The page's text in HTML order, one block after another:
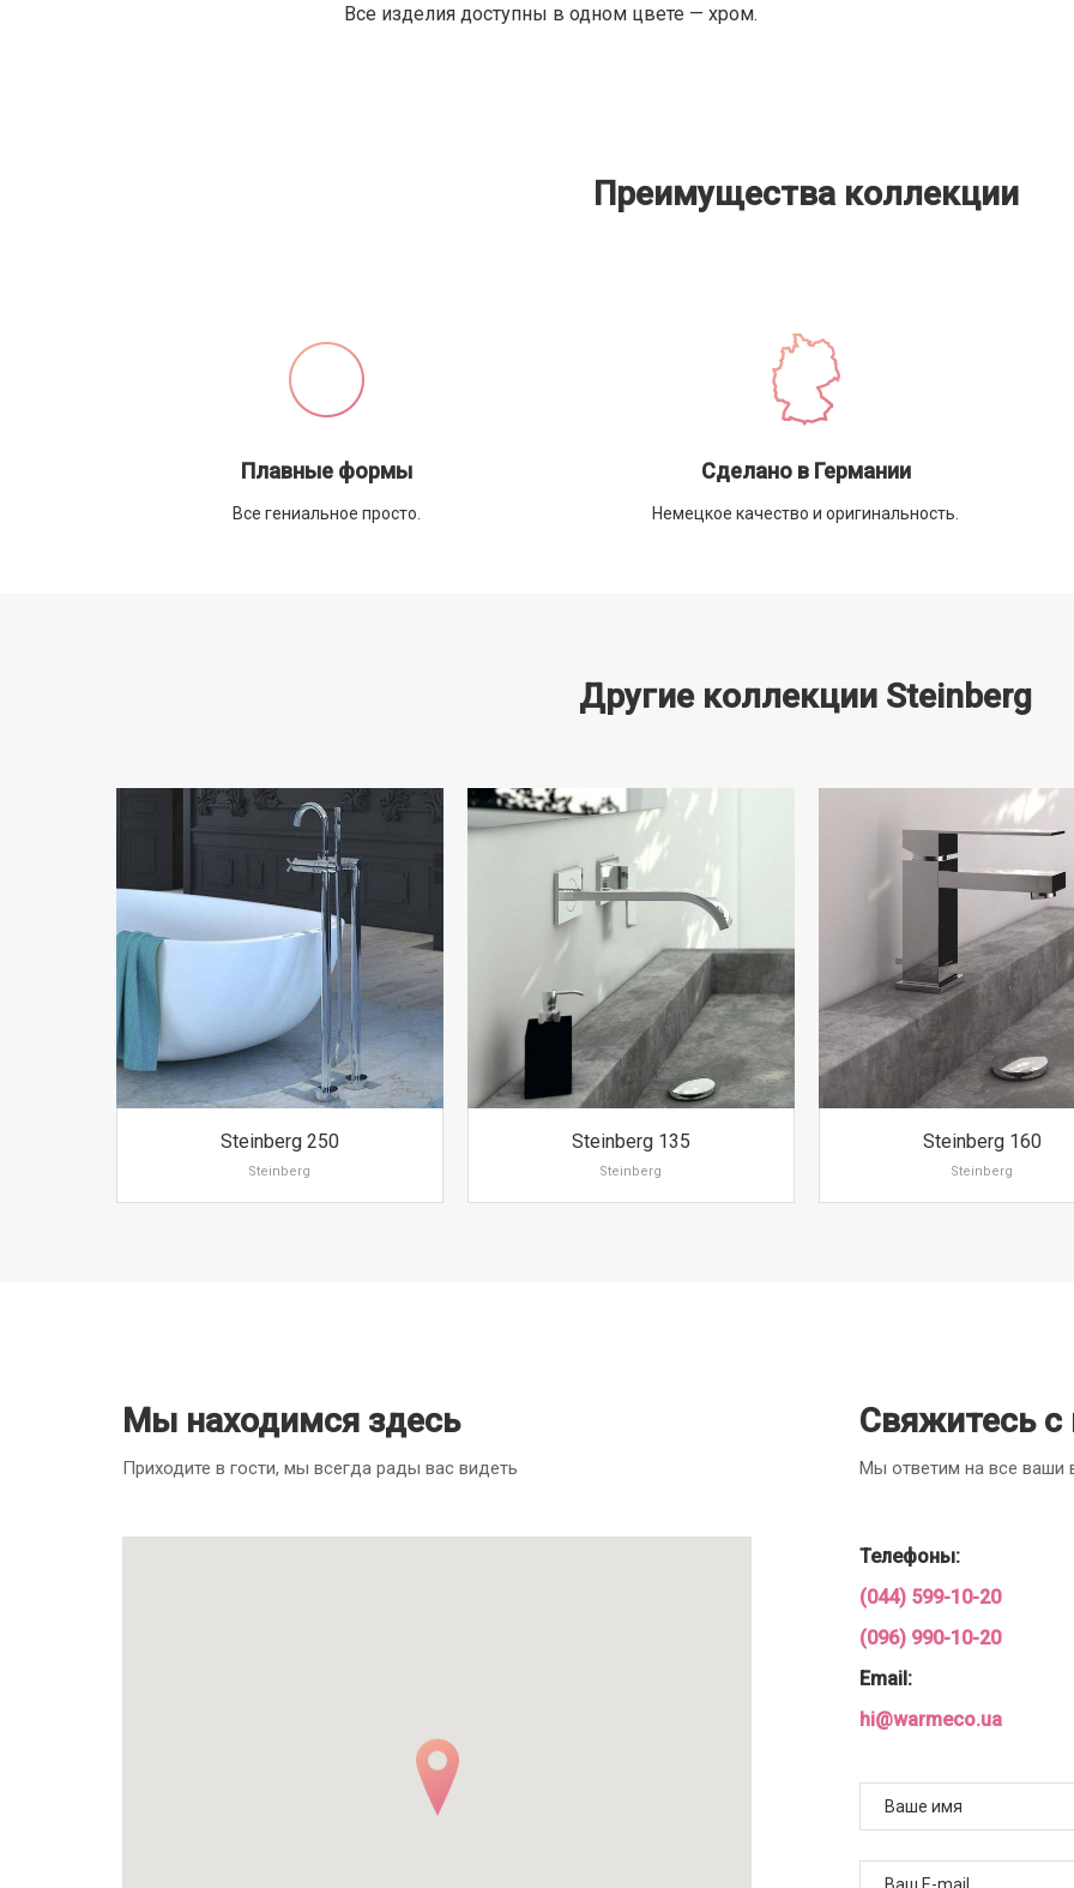
Все изделия доступны в одном цвете — хром.
Преимущества коллекции
Плавные формы
Все гениальное просто.
Сделано в Германии
Немецкое качество и оригинальность.
Другие коллекции Steinberg
Steinberg 250
Steinberg
Steinberg 135
Steinberg
Steinberg 160
Steinberg
Мы находимся здесь
Приходите в гости, мы всегда рады вас видеть
Свяжитесь с
Мы ответим на все ваши
Телефоны:
(044) 599-10-20
(096) 990-10-20
Email:
hi@warmeco.ua